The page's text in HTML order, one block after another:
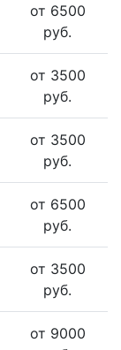
от 6500
руб.
от 3500
руб.
от 3500
руб.
от 6500
руб.
от 3500
руб.
от 9000